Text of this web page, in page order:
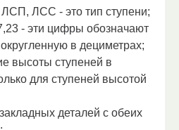
ЛСС - это тип ступени;
- эти цифры обозначают
в дециметрах;
высоты ступеней в
для ступеней высотой
деталей с обеих